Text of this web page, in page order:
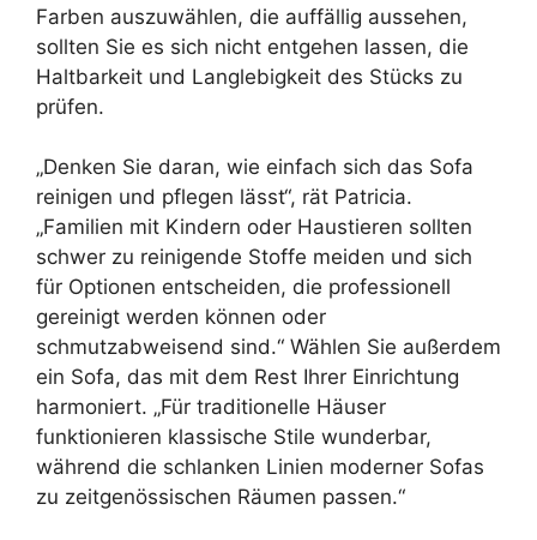
Farben auszuwählen, die auffällig aussehen,
sollten Sie es sich nicht entgehen lassen, die
Haltbarkeit und Langlebigkeit des Stücks zu
prüfen.
„Denken Sie daran, wie einfach sich das Sofa
reinigen und pflegen lässt“, rät Patricia.
„Familien mit Kindern oder Haustieren sollten
schwer zu reinigende Stoffe meiden und sich
für Optionen entscheiden, die professionell
gereinigt werden können oder
schmutzabweisend sind.“ Wählen Sie außerdem
ein Sofa, das mit dem Rest Ihrer Einrichtung
harmoniert. „Für traditionelle Häuser
funktionieren klassische Stile wunderbar,
während die schlanken Linien moderner Sofas
zu zeitgenössischen Räumen passen.“